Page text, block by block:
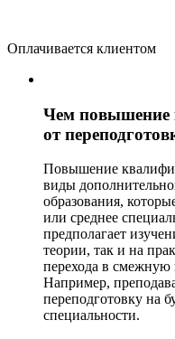
Оплачивается клиентом
Чем повышение
от
Повышение
виды
образования,
или среднее
предполагает
теории, так и на
перехода в
Например,
переподготовку на
специальности.